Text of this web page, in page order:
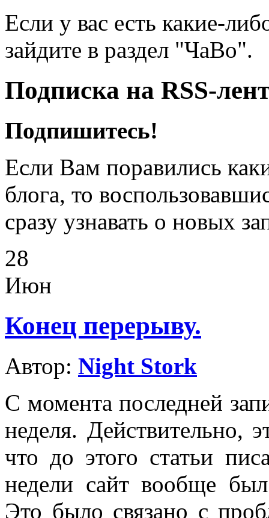
Если у вас есть какие-
зайдите в раздел "ЧаВо".
Подписка на RSS-
Подпишитесь!
Если Вам поравились
блога, то
сразу узнавать о новых
28
Июн
Конец перерыву.
Автор: Night Stork
С момента последней
неделя. Действительно,
что до этого статьи
недели сайт вообще
Это было связано с